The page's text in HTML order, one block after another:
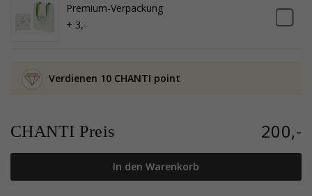
Premium-Verpackung
+ 3,-
Verdienen 10 CHANTI point
CHANTI Preis 200,-
In den Warenkorb